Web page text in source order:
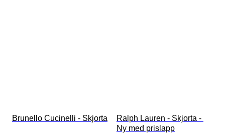
Brunello Cucinelli - Skjorta
Ralph Lauren - Skjorta -
Ny med prislapp